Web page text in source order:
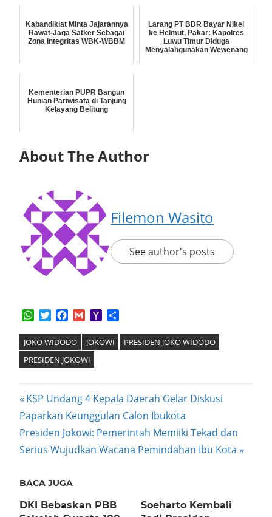
Kabandiklat Minta Jajarannya
Rawat-Jaga Satker Sebagai
Zona Integritas WBK-WBBM
Larang PT BDR Bayar Nikel
ke Helmut, Pakar: Kapolres
Luwu Timur Diduga
Menyalahgunakan Wewenang
Kementerian PUPR Bangun
Hunian Pariwisata di Tanjung
Kelayang Belitung
About The Author
Filemon Wasito
See author's posts
WhatsApp
TwitterFacebook
GmailYahoo
JOKO WIDODO JOKOWI
PRESIDEN JOKO WIDODO
PRESIDEN JOKOWI
Post
navigation
Previous
Post:
KSP Undang 4 Kepala Daerah Gelar Diskusi
Paparkan Keunggulan Calon Ibukota
Next
Post:
Presiden Jokowi: Pemerintah Memiiki Tekad dan
Serius Wujudkan Wacana Pemindahan Ibu Kota
BACA JUGA
DKI Bebaskan PBB
Soeharto Kembali